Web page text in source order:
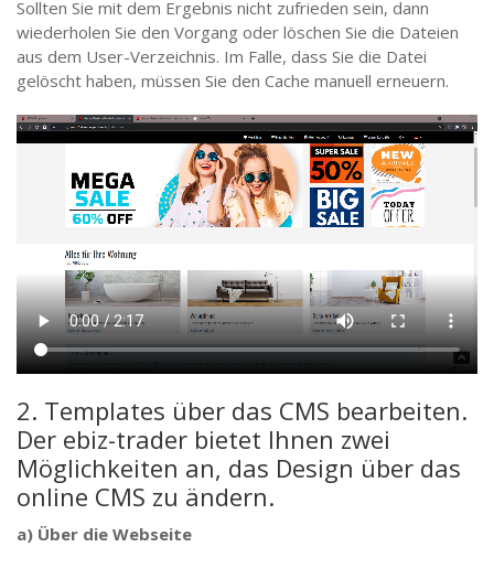
Sollten Sie mit dem Ergebnis nicht zufrieden sein, dann
wiederholen Sie den Vorgang oder löschen Sie die Dateien
aus dem User-Verzeichnis. Im Falle, dass Sie die Datei
gelöscht haben, müssen Sie den Cache manuell erneuern.
2. Templates über das CMS bearbeiten.
Der ebiz-trader bietet Ihnen zwei
Möglichkeiten an, das Design über das
online CMS zu ändern.
a) Über die Webseite